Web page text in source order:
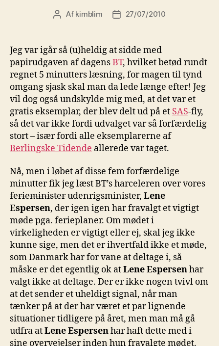
Indlægsforfatter
Af kimblim Indlægsdato
27/07/2010
Jeg var igår så (u)heldig at sidde med
papirudgaven af dagensBT, hvilket betød rundt
regnet 5 minutters læsning, for magen til tynd
omgang sjask skal man da lede længe efter! Jeg
vil dog også undskylde mig med, at det var et
gratis eksemplar, der blev delt ud på et SAS-fly,
så det var ikke fordi udvalget var så forfærdelig
stort – især fordi alle eksemplarerne af
Berlingske Tidende allerede var taget.
Nå, men i løbet af disse fem forfærdelige
minutter fik jeg læst BT’s harceleren over vores
ferieministerudenrigsminister, Lene
Espersen, der igen igen har fravalgt et vigtigt
møde pga. ferieplaner. Om mødet i
virkeligheden er vigtigt eller ej, skal jeg ikke
kunne sige, men det er ihvertfald ikke et møde,
som Danmark har for vane at deltage i, så
måske er det egentlig ok atLene Espersenhar
valgt ikke at deltage. Der er ikke nogen tvivl om
at det sender et uheldigt signal, når man
tænker på at der har været et par lignende
situationer tidligere på året, men man må gå
udfra atLene Espersenhar haft dette med i
sine overvejelser inden hun fravalgte mødet.